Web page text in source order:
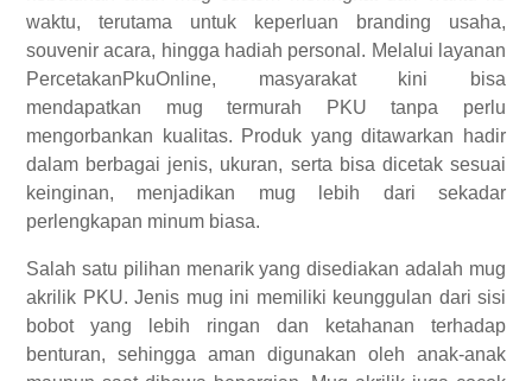
waktu, terutama untuk keperluan branding usaha,
souvenir acara, hingga hadiah personal. Melalui layanan
PercetakanPkuOnline, masyarakat kini bisa
mendapatkan mug termurah PKU tanpa perlu
mengorbankan kualitas. Produk yang ditawarkan hadir
dalam berbagai jenis, ukuran, serta bisa dicetak sesuai
keinginan, menjadikan mug lebih dari sekadar
perlengkapan minum biasa.
Salah satu pilihan menarik yang disediakan adalah mug
akrilik PKU. Jenis mug ini memiliki keunggulan dari sisi
bobot yang lebih ringan dan ketahanan terhadap
benturan, sehingga aman digunakan oleh anak-anak